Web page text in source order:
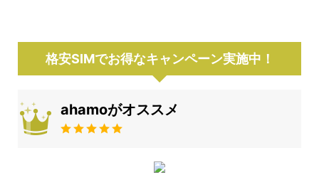
格安SIMでお得なキャンペーン実施中！
ahamoがオススメ